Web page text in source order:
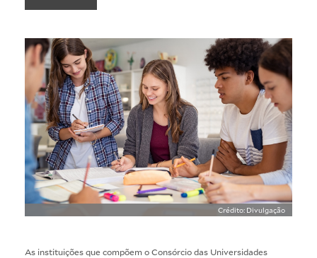
Crédito: Divulgação
As instituições que compõem o Consórcio das Universidades